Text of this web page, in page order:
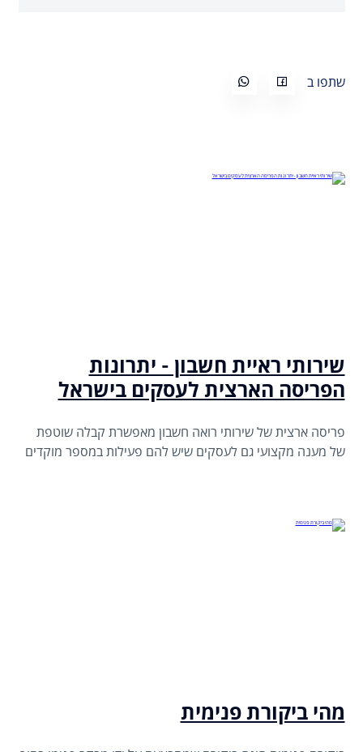
שתפו ב
שירותי ראיית חשבון - יתרונות
הפריסה הארצית לעסקים בישראל
פריסה ארצית של שירותי רואה חשבון מאפשרת קבלה שוטפת
של מענה מקצועי גם לעסקים שיש להם פעילות במספר מוקדים
מהי ביקורת פנימית